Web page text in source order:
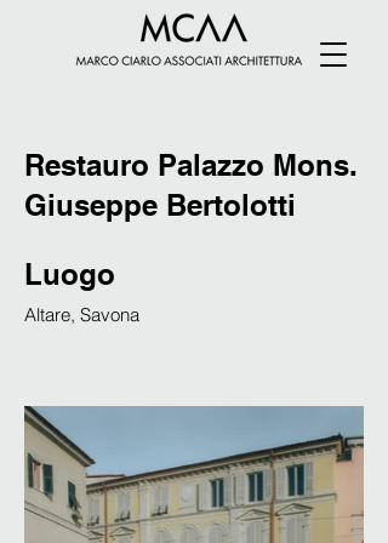
Restauro Palazzo Mons.
Giuseppe Bertolotti
Luogo
Altare, Savona